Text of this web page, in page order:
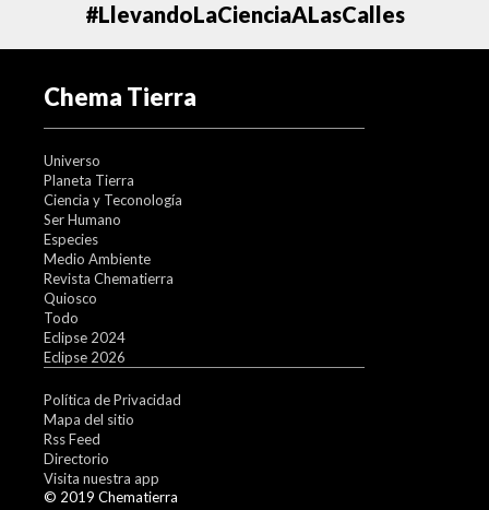
#LlevandoLaCienciaALasCalles
Chema Tierra
Universo
Planeta Tierra
Ciencia y Teconología
Ser Humano
Especies
Medio Ambiente
Revista Chematierra
Quiosco
Todo
Eclipse 2024
Eclipse 2026
Política de Privacidad
Mapa del sitio
Rss Feed
Directorio
Visita nuestra app
© 2019 Chematierra